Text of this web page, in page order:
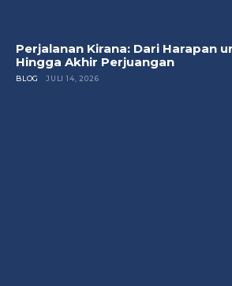
Perjalanan Kirana: Dari Harapan
Hingga Akhir Perjuangan
BLOG JULI 14, 2026